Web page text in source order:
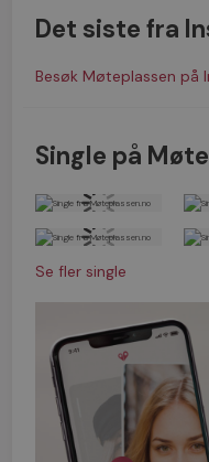
Det siste fra
Besøk Møteplassen på
Single på
Se fler single